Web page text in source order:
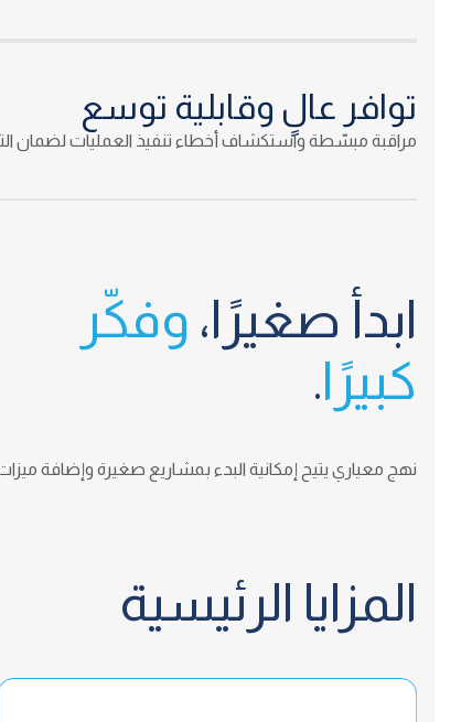
توافر عالٍ وقابلية توسع
مراقبة مبسّطة واستكشاف أخطاء تنفيذ العمليات لضمان
ابدأ صغيرًا، وفكّر
كبيرًا.
نهج معياري يتيح إمكانية البدء بمشاريع صغيرة وإضافة ميزات
المزايا الرئيسية